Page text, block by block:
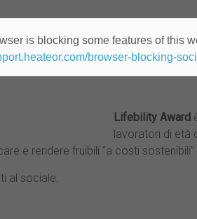
Lifebility Award
lavoratori di età
e rendere fruibili “a costi
al sociale.
is blocking some features of this
browser-blocking-